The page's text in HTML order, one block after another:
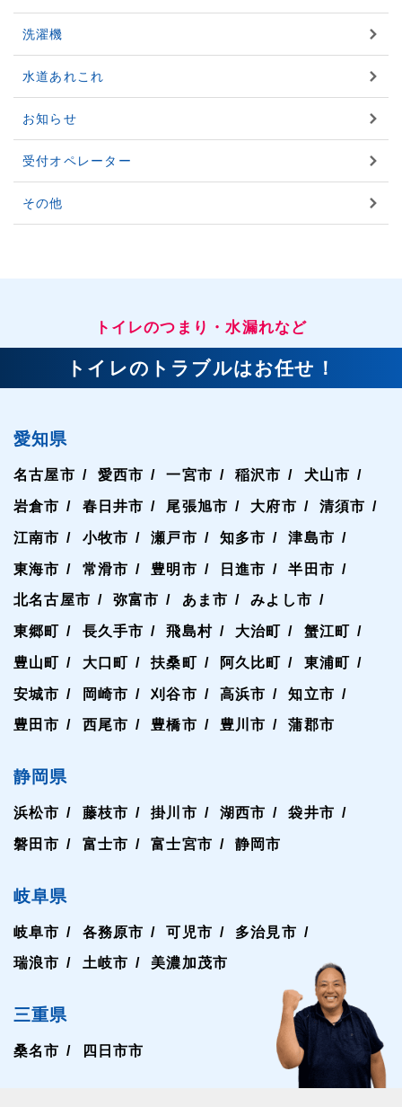
洗濯機
水道あれこれ
お知らせ
受付オペレーター
その他
トイレのつまり・水漏れなど
トイレのトラブルはお任せ！
愛知県
名古屋市 愛西市 一宮市 稲沢市 犬山市
岩倉市 春日井市 尾張旭市 大府市 清須市
江南市 小牧市 瀬戸市 知多市 津島市
東海市 常滑市 豊明市 日進市 半田市
北名古屋市 弥富市 あま市 みよし市
東郷町 長久手市 飛島村 大治町 蟹江町
豊山町 大口町 扶桑町 阿久比町 東浦町
安城市 岡崎市 刈谷市 高浜市 知立市
豊田市 西尾市 豊橋市 豊川市 蒲郡市
静岡県
浜松市 藤枝市 掛川市 湖西市 袋井市
磐田市 富士市 富士宮市 静岡市
岐阜県
岐阜市 各務原市 可児市 多治見市
瑞浪市 土岐市 美濃加茂市
三重県
桑名市 四日市市